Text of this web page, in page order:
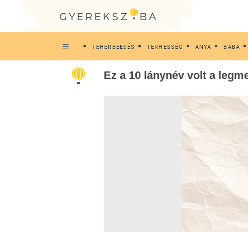
TEHERBEESÉS TERHESSÉG ANYA BABA
Ez a 10 lánynév volt a